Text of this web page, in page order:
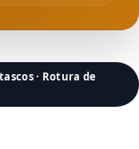
· Rotura de